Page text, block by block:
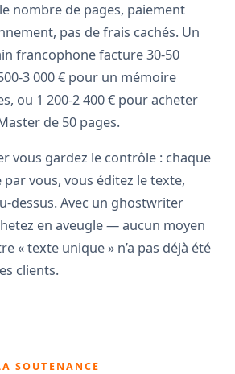
nombre de pages, paiement
pas de frais cachés. Un
francophone facture 30-50
3 000 € pour un mémoire
ou 1 200-2 400 € pour acheter
de 50 pages.
vous gardez le contrôle : chaque
vous, vous éditez le texte,
dessus. Avec un ghostwriter
en aveugle — aucun moyen
« texte unique » n’a pas déjà été
clients.
SOUTENANCE